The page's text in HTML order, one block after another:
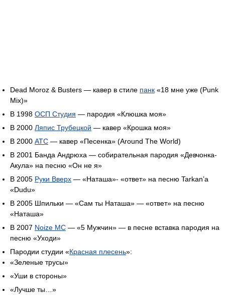
Dead Moroz & Busters — кавер в стиле панк «18 мне уже (Punk
Mix)»
В 1998 ОСП Студия — пародия «Клюшка моя»
В 2000 Ляпис Трубецкой — кавер «Крошка моя»
В 2000 ATC — кавер «Песенка» (Around The World)
В 2001 Банда Андрюха — собирательная пародия «Девчонка-
Акула» на песню «Он не я»
В 2005 Руки Вверх — «Наташа»- «ответ» на песню Tarkan’a
«Dudu»
В 2005 Шпильки — «Сам ты Наташа» — «ответ» на песню
«Наташа»
В 2007 Noize MC — «5 Мужчин» — в песне вставка пародия на
песню «Уходи»
Пародии студии «Красная плесень»:
«Зеленые трусы»
«Уши в стороны»
«Лучше ты…»